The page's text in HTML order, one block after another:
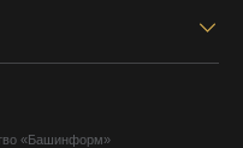
«Башинформ»